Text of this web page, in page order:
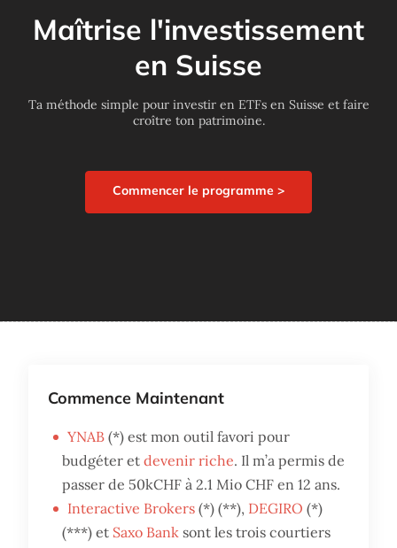
Maîtrise l'investissement
en Suisse
Ta méthode simple pour investir en ETFs en Suisse et faire
croître ton patrimoine.
Commencer le programme >
Commence Maintenant
YNAB (*) est mon outil favori pour
budgéter etdevenir riche. Il m’a permis de
passer de 50kCHF à 2.1 Mio CHF en 12 ans.
Interactive Brokers (*) (**), DEGIRO (*)
(***) et Saxo Bank sont les trois courtiers